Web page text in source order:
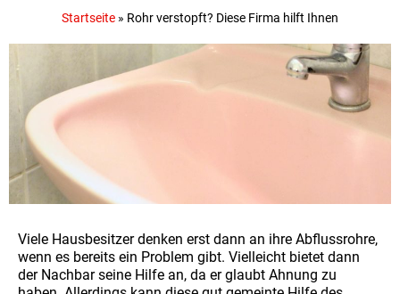
Startseite » Rohr verstopft? Diese Firma hilft Ihnen
Viele Hausbesitzer denken erst dann an ihre Abflussrohre,
wenn es bereits ein Problem gibt. Vielleicht bietet dann
der Nachbar seine Hilfe an, da er glaubt Ahnung zu